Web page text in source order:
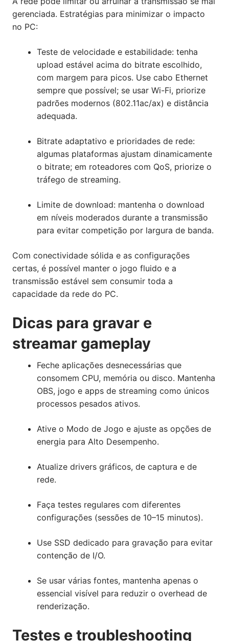
gerenciada. Estratégias para minimizar o impacto
no PC:
Teste de velocidade e estabilidade: tenha
upload estável acima do bitrate escolhido,
com margem para picos. Use cabo Ethernet
sempre que possível; se usar Wi-Fi, priorize
padrões modernos (802.11ac/ax) e distância
adequada.
Bitrate adaptativo e prioridades de rede:
algumas plataformas ajustam dinamicamente
o bitrate; em roteadores com QoS, priorize o
tráfego de streaming.
Limite de download: mantenha o download
em níveis moderados durante a transmissão
para evitar competição por largura de banda.
Com conectividade sólida e as configurações
certas, é possível manter o jogo fluido e a
transmissão estável sem consumir toda a
capacidade da rede do PC.
Dicas para gravar e
streamar gameplay
Feche aplicações desnecessárias que
consomem CPU, memória ou disco. Mantenha
OBS, jogo e apps de streaming como únicos
processos pesados ativos.
Ative o Modo de Jogo e ajuste as opções de
energia para Alto Desempenho.
Atualize drivers gráficos, de captura e de
rede.
Faça testes regulares com diferentes
configurações (sessões de 10–15 minutos).
Use SSD dedicado para gravação para evitar
contenção de I/O.
Se usar várias fontes, mantenha apenas o
essencial visível para reduzir o overhead de
renderização.
Testes e troubleshooting